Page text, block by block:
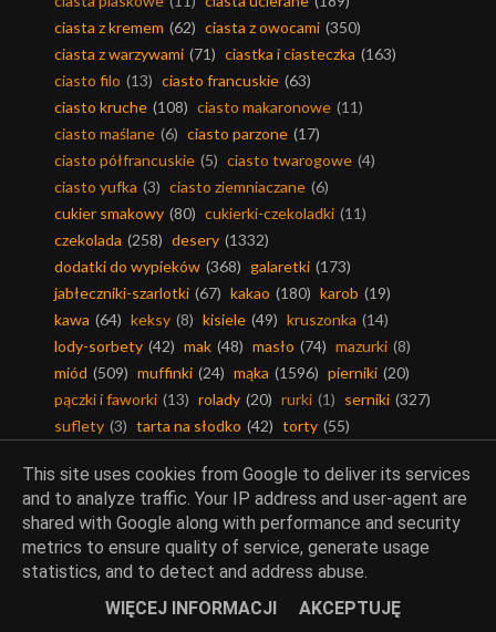
ciasta z kremem (62) ciasta z owocami (350)
ciasta z warzywami (71) ciastka i ciasteczka (163)
ciasto filo (13) ciasto francuskie (63)
ciasto kruche (108) ciasto makaronowe (11)
ciasto maślane (6) ciasto parzone (17)
ciasto półfrancuskie (5) ciasto twarogowe (4)
ciasto yufka (3) ciasto ziemniaczane (6)
cukier smakowy (80) cukierki-czekoladki (11)
czekolada (258) desery (1332)
dodatki do wypieków (368) galaretki (173)
jabłeczniki-szarlotki (67) kakao (180) karob (19)
kawa (64) keksy (8) kisiele (49) kruszonka (14)
lody-sorbety (42) mak (48) masło (74) mazurki (8)
miód (509) muffinki (24) mąka (1596) pierniki (20)
pączki i faworki (13) rolady (20) rurki (1) serniki (327)
suflety (3) tarta na słodko (42) torty (55)
Mięsa
This site uses cookies from Google to deliver its services
and to analyze traffic. Your IP address and user-agent are
shared with Google along with performance and security
metrics to ensure quality of service, generate usage
statistics, and to detect and address abuse.
WIĘCEJ INFORMACJI
AKCEPTUJĘ